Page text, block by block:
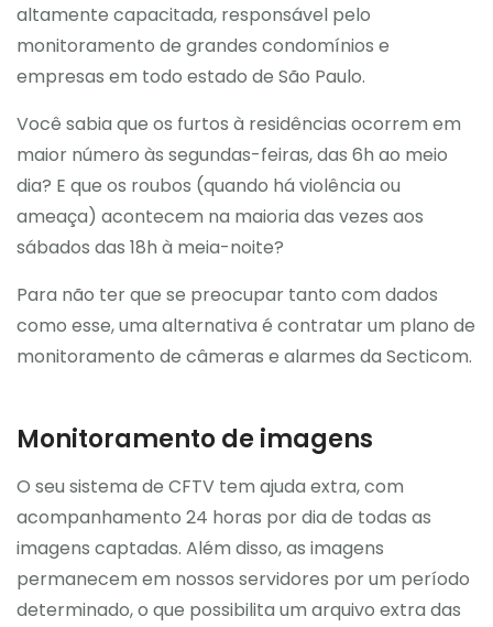
altamente capacitada, responsável pelo
monitoramento de grandes condomínios e
empresas em todo estado de São Paulo.
Você sabia que os furtos à residências ocorrem em
maior número às segundas-feiras, das 6h ao meio
dia? E que os roubos (quando há violência ou
ameaça) acontecem na maioria das vezes aos
sábados das 18h à meia-noite?
Para não ter que se preocupar tanto com dados
como esse, uma alternativa é contratar um plano de
monitoramento de câmeras e alarmes da Secticom.
Monitoramento de imagens
O seu sistema de CFTV tem ajuda extra, com
acompanhamento 24 horas por dia de todas as
imagens captadas. Além disso, as imagens
permanecem em nossos servidores por um período
determinado, o que possibilita um arquivo extra das